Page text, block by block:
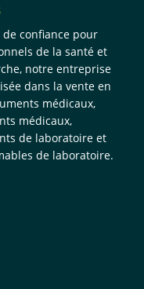
confiance pour
de la santé et
notre entreprise
dans la vente en
médicaux,
médicaux,
de laboratoire et
de laboratoire.